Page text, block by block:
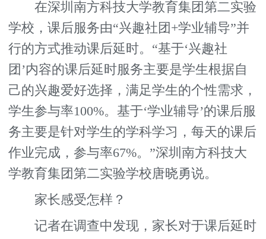
在深圳南方科技大学教育集团第二实验
学校，课后服务由“兴趣社团+学业辅导”并
行的方式推动课后延时。“基于‘兴趣社
团’内容的课后延时服务主要是学生根据自
己的兴趣爱好选择，满足学生的个性需求，
学生参与率100%。基于‘学业辅导’的课后服
务主要是针对学生的学科学习，每天的课后
作业完成，参与率67%。”深圳南方科技大
学教育集团第二实验学校唐晓勇说。
家长感受怎样？
记者在调查中发现，家长对于课后延时